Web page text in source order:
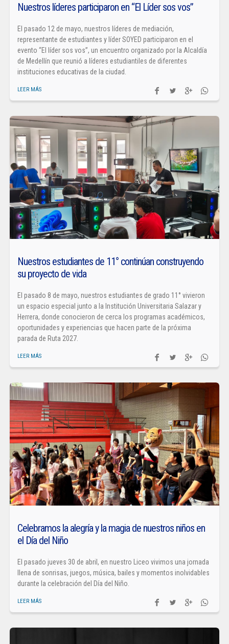
Nuestros líderes participaron en “El Líder sos vos”
El pasado 12 de mayo, nuestros líderes de mediación,
representante de estudiantes y líder SOYED participaron en el
evento “El líder sos vos”, un encuentro organizado por la Alcaldía
de Medellín que reunió a líderes estudiantiles de diferentes
instituciones educativas de la ciudad.
LEER MÁS
Nuestros estudiantes de 11° continúan construyendo
su proyecto de vida
El pasado 8 de mayo, nuestros estudiantes de grado 11° vivieron
un espacio especial junto a la Institución Universitaria Salazar y
Herrera, donde conocieron de cerca los programas académicos,
oportunidades y experiencias que hacen parte de la próxima
parada de Ruta 2027.
LEER MÁS
Celebramos la alegría y la magia de nuestros niños en
el Día del Niño
El pasado jueves 30 de abril, en nuestro Liceo vivimos una jornada
llena de sonrisas, juegos, música, bailes y momentos inolvidables
durante la celebración del Día del Niño.
LEER MÁS